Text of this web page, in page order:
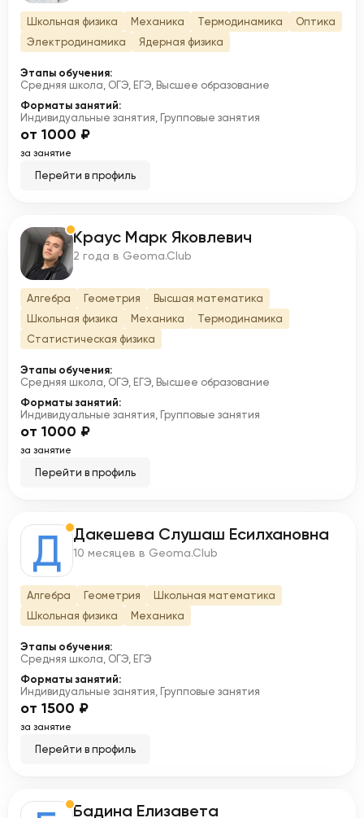
Школьная физика Механика Термодинамика
Оптика
Электродинамика
Ядерная физика
Этапы обучения:
Средняя школа, ОГЭ, ЕГЭ, Высшее образование
Форматы занятий:
Индивидуальные занятия, Групповые занятия
от 1000 ₽
за занятие
Перейти в профиль
К Краус Марк Яковлевич
2 года в Geoma.Club
Алгебра Геометрия
Высшая математика
Школьная физика
Механика
Термодинамика
Статистическая физика
Этапы обучения:
Средняя школа, ОГЭ, ЕГЭ, Высшее образование
Форматы занятий:
Индивидуальные занятия, Групповые занятия
от 1000 ₽
за занятие
Перейти в профиль
Д Дакешева Слушаш Есилхановна
10 месяцев в Geoma.Club
Алгебра Геометрия
Школьная математика
Школьная физика
Механика
Этапы обучения:
Средняя школа, ОГЭ, ЕГЭ
Форматы занятий:
Индивидуальные занятия, Групповые занятия
от 1500 ₽
за занятие
Перейти в профиль
Бадина Елизавета